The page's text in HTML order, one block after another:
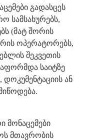
გადასცეს
სამსახურებს,
(მატ შორის
ოპერატორებს,
შეკვეთის
საიტზე
დოკუმენტაციის ან
მონაცემები
მთავრობის